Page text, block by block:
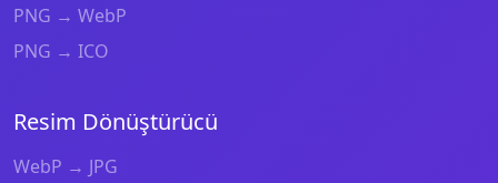
PNG → WebP
PNG → ICO
Resim Dönüştürücü
WebP → JPG